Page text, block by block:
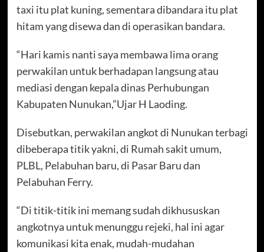
taxi itu plat kuning, sementara dibandara itu plat
hitam yang disewa dan di operasikan bandara.
“Hari kamis nanti saya membawa lima orang
perwakilan untuk berhadapan langsung atau
mediasi dengan kepala dinas Perhubungan
Kabupaten Nunukan,”Ujar H Laoding.
Disebutkan, perwakilan angkot di Nunukan terbagi
dibeberapa titik yakni, di Rumah sakit umum,
PLBL, Pelabuhan baru, di Pasar Baru dan
Pelabuhan Ferry.
“Di titik-titik ini memang sudah dikhususkan
angkotnya untuk menunggu rejeki, hal ini agar
komunikasi kita enak, mudah-mudahan